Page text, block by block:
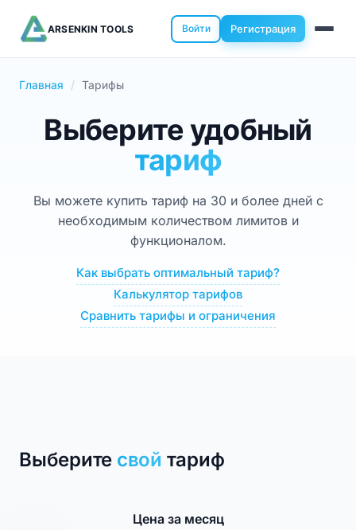
ARSENKIN TOOLS Войти Регистрация
Главная Тарифы
Выберите удобный
тариф
Вы можете купить тариф на 30 и более дней с
необходимым количеством лимитов и
функционалом.
Как выбрать оптимальный тариф?
Калькулятор тарифов
Сравнить тарифы и ограничения
Выберите свой тариф
Цена за месяц